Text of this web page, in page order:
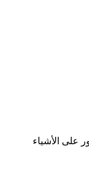
على الأشياء